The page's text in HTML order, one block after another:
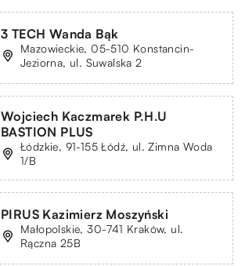
3 TECH Wanda Bąk
Mazowieckie, 05-510 Konstancin-
Jeziorna, ul. Suwalska 2
Wojciech Kaczmarek P.H.U
BASTION PLUS
Łódzkie, 91-155 Łódź, ul. Zimna Woda
1/B
PIRUS Kazimierz Moszyński
Małopolskie, 30-741 Kraków, ul.
Rączna 25B